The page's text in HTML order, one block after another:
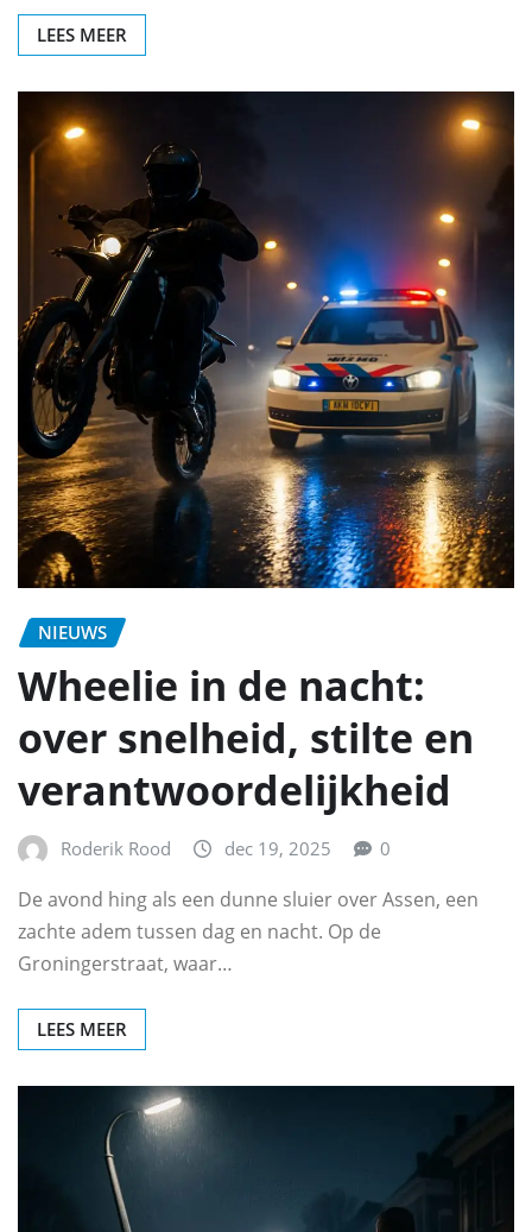
LEES MEER
NIEUWS
Wheelie in de nacht:
over snelheid, stilte en
verantwoordelijkheid
Roderik Rood dec 19, 2025 0
De avond hing als een dunne sluier over Assen, een
zachte adem tussen dag en nacht. Op de
Groningerstraat, waar…
LEES MEER